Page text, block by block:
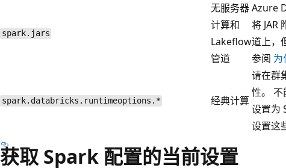
spark.jars
无服务器
计算和
Lakeflow
管道
Azure
将 JAR
道上，
参阅 为
spark.databricks.runtimeoptions.* 经典计算
请在群
性。
设置为
设置这
获取 Spark 配置的当前设置